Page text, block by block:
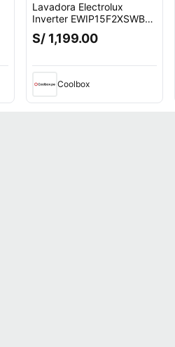
Lavadora Electrolux
Inverter EWIP15F2XSWB
carga superior, capacidad
15 kg, negro
S/ 1,199.00
Coolbox